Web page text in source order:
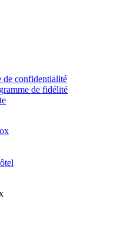
de confidentialité
de fidélité